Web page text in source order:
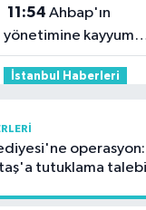
11:54
yönetimine kayyum
atandı
İstanbul Haberleri
hedefi olan gemi,
İstanbul Boğazı'ndan
geçişini tamamladı
Güncel
operasyon:
tutuklama talebi